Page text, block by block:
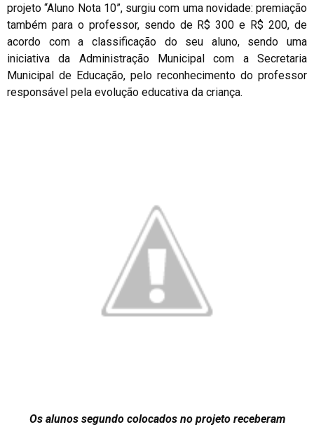
projeto “Aluno Nota 10”, surgiu com uma novidade: premiação
também para o professor, sendo de R$ 300 e R$ 200, de
acordo com a classificação do seu aluno, sendo uma
iniciativa da Administração Municipal com a Secretaria
Municipal de Educação, pelo reconhecimento do professor
responsável pela evolução educativa da criança.
Os alunos segundo colocados no projeto receberam